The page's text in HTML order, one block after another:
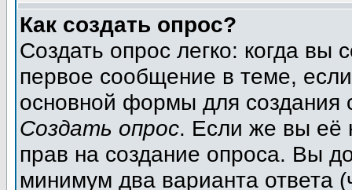
Как создать опрос?
Создать опрос легко: когда вы
первое сообщение в теме,
основной формы для
Создать опрос. Если же вы её
прав на создание опроса. Вы
минимум два варианта ответа